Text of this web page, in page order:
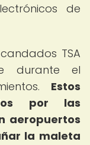
de
TSA
durante el
Estos
por las
aeropuertos
la maleta